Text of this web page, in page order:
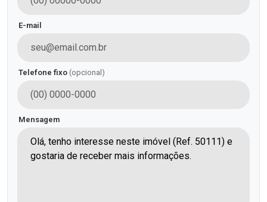
E-mail
Telefone fixo (opcional)
Mensagem